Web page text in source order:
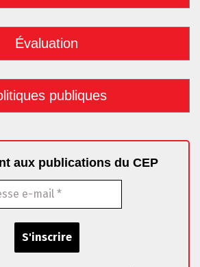
Évaluation
publiques
aux publications du CEP